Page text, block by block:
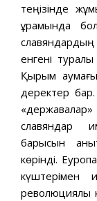
теңізінде
құрамында
енгені
Қырым
деректер
славяндар
барысын
көрінді.
күштерімен
революциялық